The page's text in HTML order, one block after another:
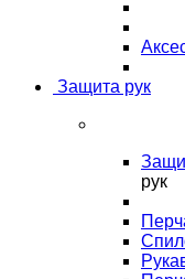
Защита рук
рук